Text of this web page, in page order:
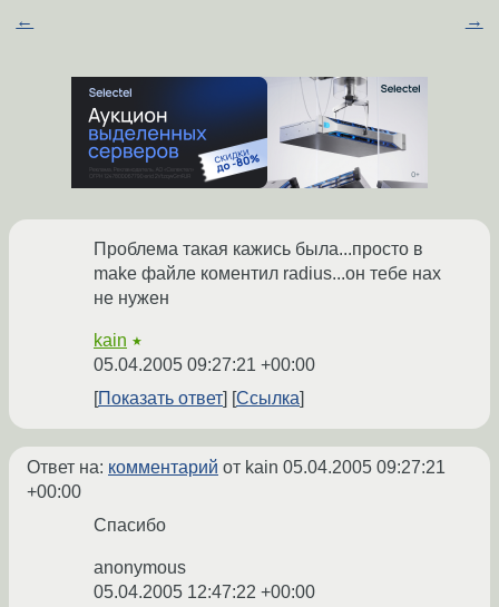
← →
Проблема такая кажись была...просто в
make файле коментил radius...он тебе нах
не нужен
kain ★
05.04.2005 09:27:21 +00:00
Показать ответ
Ссылка
Ответ на: комментарий от kain 05.04.2005 09:27:21
+00:00
Спасибо
anonymous
05.04.2005 12:47:22 +00:00